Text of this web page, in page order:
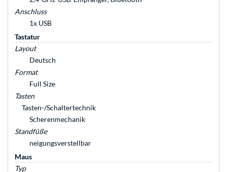
Anschluss
1x USB
Tastatur
Layout
Deutsch
Format
Full Size
Tasten
Tasten-/Schaltertechnik
Scherenmechanik
Standfüße
neigungsverstellbar
Maus
Typ